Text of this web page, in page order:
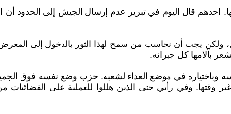
احدهم قال اليوم في تبرير عدم إرسال الجيش إلى الحدود
يجب أن نحاسب من سمح لهذا الثور بالدخول إلى
بآلامها كل جيرانه.
في موضع العداء لشعبه. حزب وضع نفسه فوق الجميع
وفي رأيي حتى الذين هللوا للعملية على الفضائيات من